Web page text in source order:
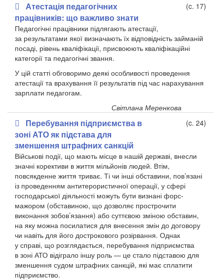
Атестація педагогічних
працівників: що важливо знати
(c. 17)
Педагогічні працівники підлягають атестації,
за результатами якої визначають їх відповідність займаній
посаді, рівень кваліфікації, присвоюють кваліфікаційні
категорії та педагогічні звання.
У цій статті обговоримо деякі особливості проведення
атестації та врахування її результатів під час нарахування
зарплати педагогам.
Світлана Меренкова
Перебування підприємства в
зоні АТО як підстава для
зменшення штрафних санкцій
(c. 24)
Військові події, що мають місце в нашій державі, внесли
значні корективи в життя мільйонів людей. Втім,
повсякденне життя триває. Ті чи інші обставини, пов’язані
із проведенням антитерористичної операції, у сфері
господарської діяльності можуть бути визнані форс-
мажором (обставиною, що дозволяє прострочити
виконання зобов’язання) або суттєвою зміною обставин,
на яку можна посилатися для внесення змін до договору
чи навіть для його дострокового розірвання. Однак
у справі, що розглядається, перебування підприємства
в зоні АТО відіграло іншу роль — це стало підставою для
зменшення судом штрафних санкцій, які має сплатити
підприємство.